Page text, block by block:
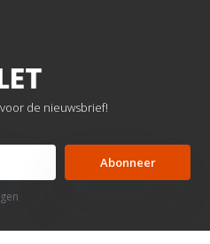
de nieuwsbrief!
Abonneer